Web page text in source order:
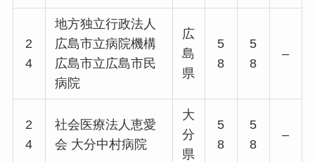
2
4
地方独立行政法人
広島市立病院機構
広島市立広島市民
病院
広
島
県
5
8
5
8
–
2
4
社会医療法人恵愛
会 大分中村病院
大
分
県
5
8
5
8
–